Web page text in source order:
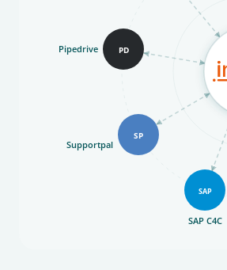
SAP
SAP C4C
SP
Supportpal
PD
Pipedrive